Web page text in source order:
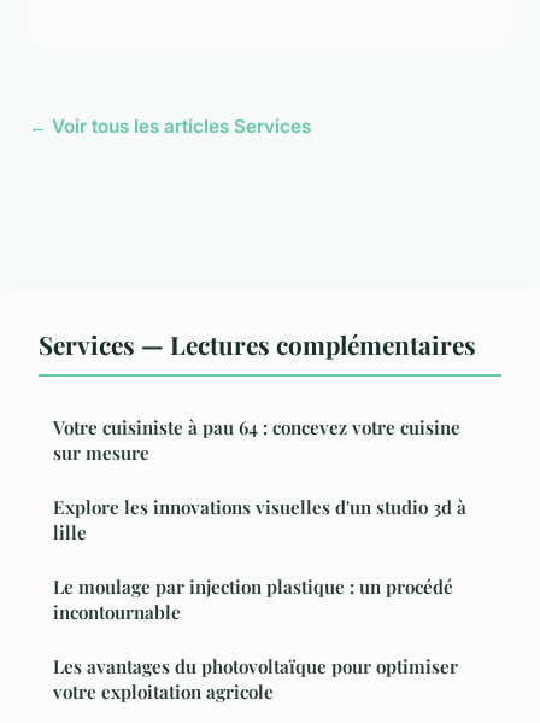
← Voir tous les articles Services
Services — Lectures complémentaires
Votre cuisiniste à pau 64 : concevez votre cuisine
sur mesure
Explore les innovations visuelles d'un studio 3d à
lille
Le moulage par injection plastique : un procédé
incontournable
Les avantages du photovoltaïque pour optimiser
votre exploitation agricole